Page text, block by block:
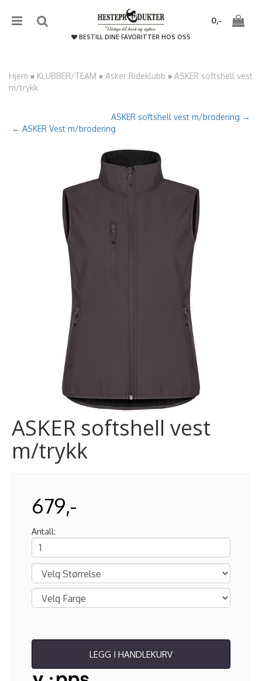
{/literal}����������
0,-
BESTILL DINE FAVORITTER HOS OSS
Hjem » KLUBBER/TEAM » Asker Rideklubb » ASKER softshell vest
m/trykk
ASKER softshell vest m/brodering →
← ASKER Vest m/brodering
ASKER softshell vest
m/trykk
679,-
Antall:
LEGG I HANDLEKURV